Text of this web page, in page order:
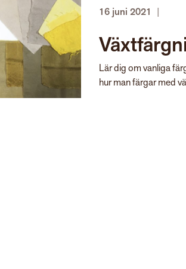
16 juni 2021
Lär dig om vanliga
hur man färgar med